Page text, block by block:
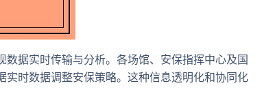
据实时传输与分析。各场馆、安保指挥中心及国
时数据调整安保策略。这种信息透明化和协同化